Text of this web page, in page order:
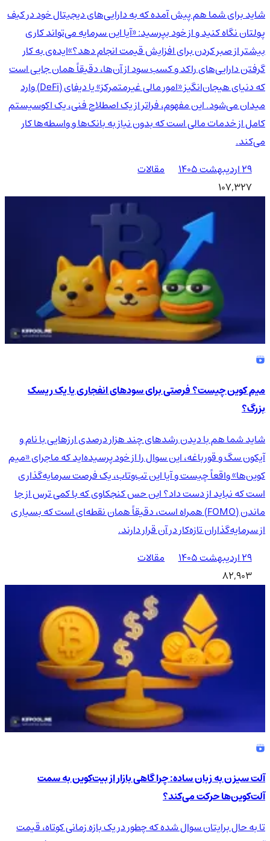
شاید برای شما هم پیش آمده که به دارایی‌های دیجیتال خود در کیف
پولتان نگاه کنید و از خود بپرسید: «آیا این سرمایه می‌تواند کاری
بیشتر از صبر کردن برای افزایش قیمت انجام دهد؟»ایده‌ی به کار
گرفتن دارایی‌های راکد و کسب سود از آن‌ها، دقیقاً همان جایی است
که دنیای هیجان‌انگیز «امور مالی غیرمتمرکز» یا دیفای (DeFi) وارد
میدان می‌شود. این مفهوم، فراتر از یک اصطلاح فنی، یک اکوسیستم
کامل از خدمات مالی است که بدون نیاز به بانک‌ها و واسطه‌ها کار
می‌کند.
۲۹ اردیبهشت ۱۴۰۵
مقالات
107,327
میم کوین چیست؟ فرصتی برای سودهای انفجاری یا یک ریسک
بزرگ؟
شاید شما هم با دیدن رشدهای چند هزار درصدی ارزهایی با نام و
آیکون سگ و قورباغه، این سوال را از خود پرسیده‌اید که ماجرای «میم
کوین‌ها» واقعاً چیست و آیا این تب‌وتاب، یک فرصت سرمایه‌گذاری
است که نباید از دست داد؟ این حس کنجکاوی که با کمی ترس از جا
ماندن (FOMO) همراه است، دقیقاً همان نقطه‌ای است که بسیاری
از سرمایه‌گذاران تازه‌کار در آن قرار دارند.
۲۹ اردیبهشت ۱۴۰۵
مقالات
82,903
آلت سیزن به زبان ساده: چرا گاهی بازار از بیت‌کوین به سمت
آلت‌کوین‌ها حرکت می‌کند؟
تا به حال برایتان سوال شده که چطور در یک بازه زمانی کوتاه، قیمت